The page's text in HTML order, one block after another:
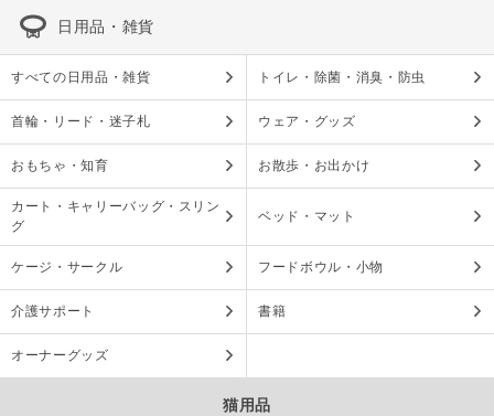
日用品・雑貨
すべての日用品・雑貨 トイレ・除菌・消臭・防虫
首輪・リード・迷子札 ウェア・グッズ
おもちゃ・知育 お散歩・お出かけ
カート・キャリーバッグ・スリン
グ
ベッド・マット
ケージ・サークル フードボウル・小物
介護サポート 書籍
オーナーグッズ
猫用品